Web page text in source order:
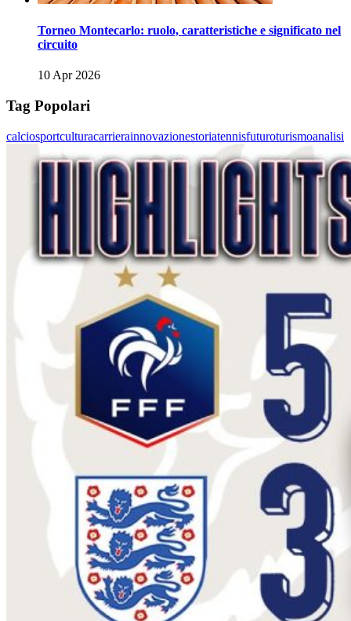
Torneo Montecarlo: ruolo, caratteristiche e significato nel
circuito
10 Apr 2026
Tag Popolari
calciosportculturacarrierainnovazionestoriatennisfuturoturismoanalisi